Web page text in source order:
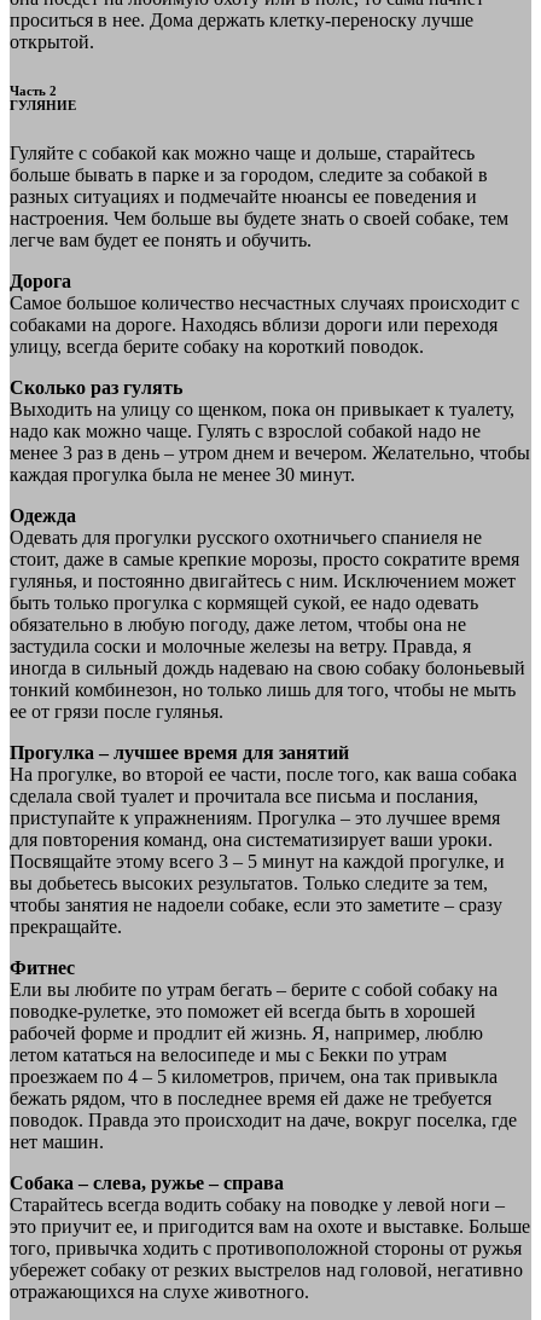
проситься в нее. Дома держать клетку-переноску лучше
открытой.
Часть 2
ГУЛЯНИЕ
Гуляйте с собакой как можно чаще и дольше, старайтесь
больше бывать в парке и за городом, следите за собакой в
разных ситуациях и подмечайте нюансы ее поведения и
настроения. Чем больше вы будете знать о своей собаке, тем
легче вам будет ее понять и обучить.
Дорога
Самое большое количество несчастных случаях происходит с
собаками на дороге. Находясь вблизи дороги или переходя
улицу, всегда берите собаку на короткий поводок.
Сколько раз гулять
Выходить на улицу со щенком, пока он привыкает к туалету,
надо как можно чаще. Гулять с взрослой собакой надо не
менее 3 раз в день – утром днем и вечером. Желательно, чтобы
каждая прогулка была не менее 30 минут.
Одежда
Одевать для прогулки русского охотничьего спаниеля не
стоит, даже в самые крепкие морозы, просто сократите время
гулянья, и постоянно двигайтесь с ним. Исключением может
быть только прогулка с кормящей сукой, ее надо одевать
обязательно в любую погоду, даже летом, чтобы она не
застудила соски и молочные железы на ветру. Правда, я
иногда в сильный дождь надеваю на свою собаку болоньевый
тонкий комбинезон, но только лишь для того, чтобы не мыть
ее от грязи после гулянья.
Прогулка – лучшее время для занятий
На прогулке, во второй ее части, после того, как ваша собака
сделала свой туалет и прочитала все письма и послания,
приступайте к упражнениям. Прогулка – это лучшее время
для повторения команд, она систематизирует ваши уроки.
Посвящайте этому всего 3 – 5 минут на каждой прогулке, и
вы добьетесь высоких результатов. Только следите за тем,
чтобы занятия не надоели собаке, если это заметите – сразу
прекращайте.
Фитнес
Ели вы любите по утрам бегать – берите с собой собаку на
поводке-рулетке, это поможет ей всегда быть в хорошей
рабочей форме и продлит ей жизнь. Я, например, люблю
летом кататься на велосипеде и мы с Бекки по утрам
проезжаем по 4 – 5 километров, причем, она так привыкла
бежать рядом, что в последнее время ей даже не требуется
поводок. Правда это происходит на даче, вокруг поселка, где
нет машин.
Собака – слева, ружье – справа
Старайтесь всегда водить собаку на поводке у левой ноги –
это приучит ее, и пригодится вам на охоте и выставке. Больше
того, привычка ходить с противоположной стороны от ружья
убережет собаку от резких выстрелов над головой, негативно
отражающихся на слухе животного.